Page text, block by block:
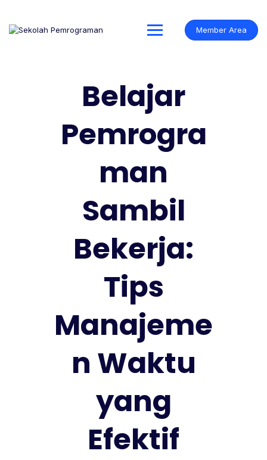
Member Area
Belajar
Pemrogra
man
Sambil
Bekerja:
Tips
Manajeme
n Waktu
yang
Efektif